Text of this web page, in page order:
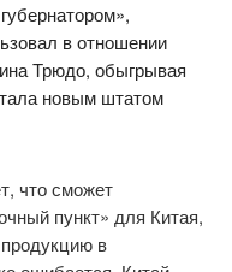
в отношении
Трюдо, обыгрывая
новым штатом
что сможет
пункт» для Китая,
в